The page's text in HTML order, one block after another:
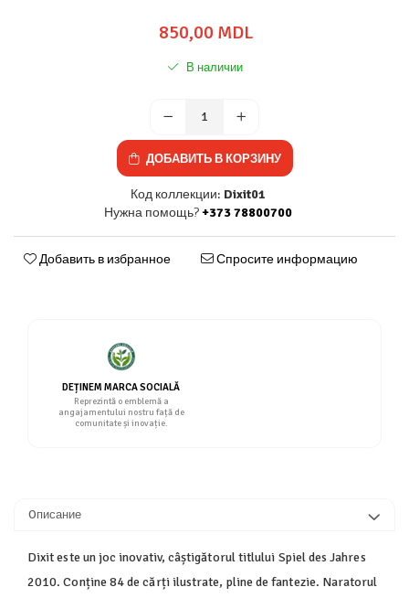
850,00 MDL
В наличии
ДОБАВИТЬ В КОРЗИНУ
Код коллекции: Dixit01
Нужна помощь? +373 78800700
Добавить в избранное Спросите информацию
DEȚINEM MARCA SOCIALĂ
Reprezintă o emblemă a
angajamentului nostru față de
comunitate și inovație.
Oписание
Dixit este un joc inovativ, câștigătorul titlului Spiel des Jahres
2010. Conține 84 de cărți ilustrate, pline de fantezie. Naratorul